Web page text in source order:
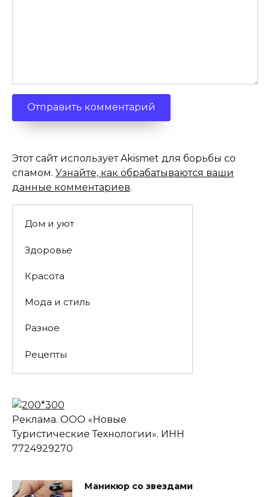
Этот сайт использует Akismet для борьбы со
спамом. Узнайте, как обрабатываются ваши
данные комментариев.
Дом и уют
Здоровье
Красота
Мода и стиль
Разное
Рецепты
Реклама. ООО «Новые
Туристические Технологии». ИНН
7724929270
Маникюр со звездами